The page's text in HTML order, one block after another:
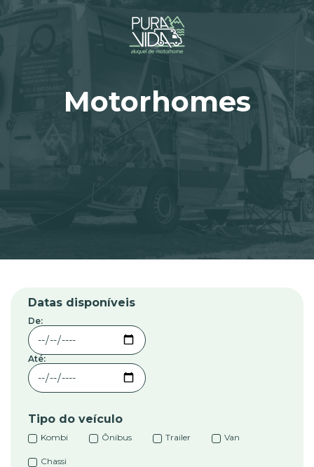
Motorhomes
Datas disponíveis
De:
Até:
Tipo do veículo
Kombi Ônibus Trailer Van
Chassi